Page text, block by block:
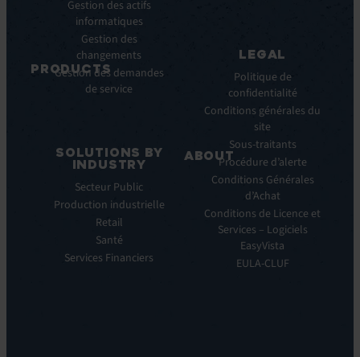
Pulse
PRODUCTS
Monitoring:
Observe
Automations:
Orchestrate
Gestion des actifs
informatiques
Gestion des
changements
Gestion des demandes
de service
SOLUTIONS BY
INDUSTRY
Secteur Public
Production industrielle
Retail
Santé
Services Financiers
Communiqués
presse
ABOUT
Qui
sommes
Notre
LEGAL
Politique de
confidentialité
Conditions générales du
site
Sous-traitants
Procédure d’alerte
Conditions Générales
d’Achat
Conditions de Licence et
Services – Logiciels
EasyVista
EULA-CLUF